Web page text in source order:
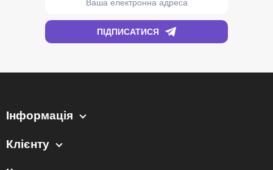
Інформація
Клієнту